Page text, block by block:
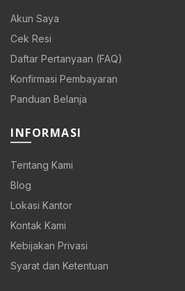
Akun Saya
Cek Resi
Daftar Pertanyaan (FAQ)
Konfirmasi Pembayaran
Panduan Belanja
INFORMASI
Tentang Kami
Blog
Lokasi Kantor
Kontak Kami
Kebijakan Privasi
Syarat dan Ketentuan